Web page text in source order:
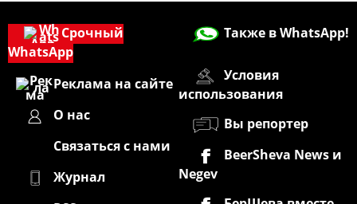
Также в WhatsApp!
Условия
использования
Вы репортер
BeerSheva News и
Negev
Срочный
WhatsApp
Реклама на сайте
О нас
Связаться с нами
Журнал